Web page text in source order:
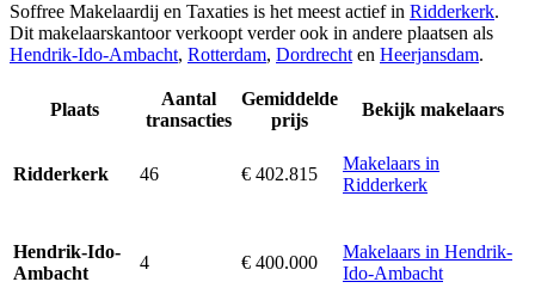
Soffree Makelaardij en Taxaties is het meest actief in Ridderkerk.
Dit makelaarskantoor verkoopt verder ook in andere plaatsen als
Hendrik-Ido-Ambacht, Rotterdam, Dordrecht en Heerjansdam.
Plaats
Aantal
transacties
Gemiddelde
prijs
Bekijk makelaars
Ridderkerk 46 € 402.815
Makelaars in
Ridderkerk
Hendrik-Ido-
Ambacht
4 € 400.000
Makelaars in Hendrik-
Ido-Ambacht